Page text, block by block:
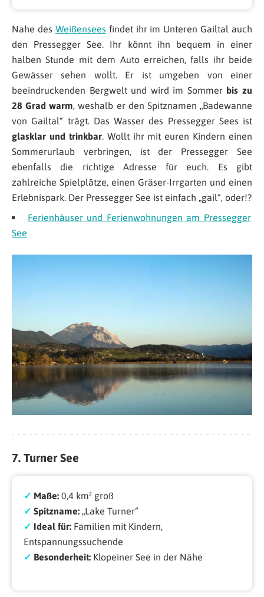
Nahe des Weißensees findet ihr im Unteren Gailtal auch
den Pressegger See. Ihr könnt ihn bequem in einer
halben Stunde mit dem Auto erreichen, falls ihr beide
Gewässer sehen wollt. Er ist umgeben von einer
beeindruckenden Bergwelt und wird im Sommer bis zu
28 Grad warm, weshalb er den Spitznamen „Badewanne
von Gailtal“ trägt. Das Wasser des Pressegger Sees ist
glasklar und trinkbar. Wollt ihr mit euren Kindern einen
Sommerurlaub verbringen, ist der Pressegger See
ebenfalls die richtige Adresse für euch. Es gibt
zahlreiche Spielplätze, einen Gräser-Irrgarten und einen
Erlebnispark. Der Pressegger See ist einfach „gail“, oder!?
Ferienhäuser und Ferienwohnungen am Pressegger
See
7. Turner See
✓ Maße: 0,4 km² groß
✓ Spitzname: „Lake Turner“
✓ Ideal für: Familien mit Kindern,
Entspannungssuchende
✓ Besonderheit: Klopeiner See in der Nähe